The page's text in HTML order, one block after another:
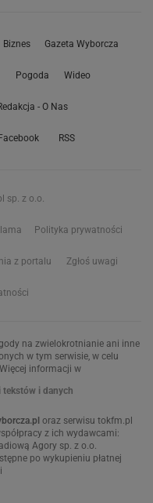
Biznes Gazeta Wyborcza
Pogoda Wideo
- O Nas
Facebook RSS
sp. z o.o.
Polityka prywatności
z portalu Zgłoś uwagi
na zwielokrotnianie ani inne
w tym serwisie, w celu
informacji w
tekstów i danych
oraz serwisu tokfm.pl
z ich wydawcami:
Agory sp. z o.o.
po wykupieniu płatnej